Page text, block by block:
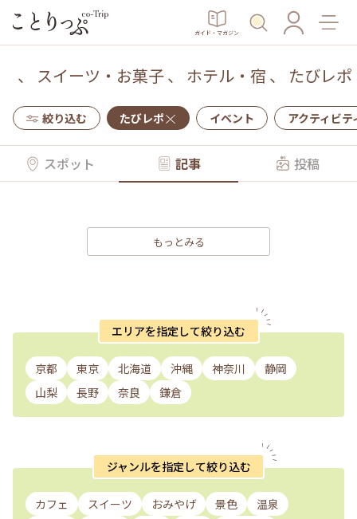
ガイド・マガジン
、 スイーツ・お菓子、 ホテル・宿 、 たびレポ
絞り込む たびレポ イベント アクティビテ
スポット 記事 投稿
もっとみる
エリアを指定して絞り込む
京都 東京 北海道 沖縄 神奈川
静岡
山梨
長野 奈良 鎌倉
ジャンルを指定して絞り込む
カフェ スイーツ おみやげ 景色
温泉